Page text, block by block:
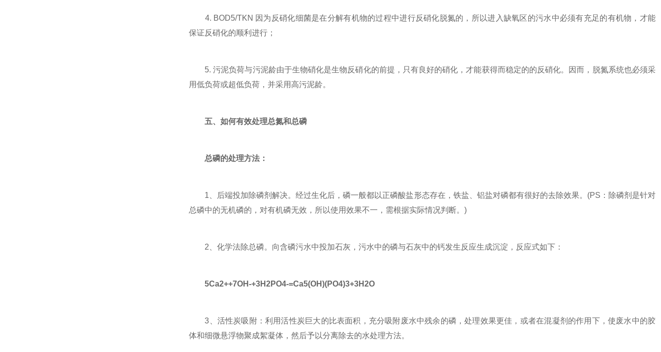
4. BOD5/TKN 因为反硝化细菌是在分解有机物的过程中进行反硝化脱氮的，所以进入缺氧区的污水中必须有充足的有机物，才能
保证反硝化的顺利进行；
5. 污泥负荷与污泥龄由于生物硝化是生物反硝化的前提，只有良好的硝化，才能获得而稳定的的反硝化。因而，脱氮系统也必须采
用低负荷或超低负荷，并采用高污泥龄。
五、 如何有效处理总氮和总磷
总磷的处理方法 ：
1、后端投加除磷剂解决。经过生化后，磷一般都以正磷酸盐形态存在，铁盐、铝盐对磷都有很好的去除效果。(PS：除磷剂是针对
总磷中的无机磷的，对有机磷无效，所以使用效果不一，需根据实际情况判断。)
2、化学法除总磷。向含磷污水中投加石灰，污水中的磷与石灰中的钙发生反应生成沉淀，反应式如下：
5Ca2++7OH-+3H2PO4-=Ca5(OH)(PO4)3+3H2O
3、活性炭吸附：利用活性炭巨大的比表面积，充分吸附废水中残余的磷，处理效果更佳，或者在混凝剂的作用下，使废水中的胶
体和细微悬浮物聚成絮凝体，然后予以分离除去的水处理方法。